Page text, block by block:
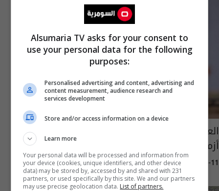
العراق يستورد 200 ألف طن من الغاز ويؤكد: لا
أزمة حالية
05:01 | 2026-04-11
Alsumaria TV asks for your consent to
use your personal data for the following
purposes:
Personalised advertising and content, advertising and
content measurement, audience research and
services development
Store and/or access information on a device
Learn more
Your personal data will be processed and information from
your device (cookies, unique identifiers, and other device
data) may be stored by, accessed by and shared with 231
partners, or used specifically by this site. We and our partners
may use precise geolocation data. List of partners.